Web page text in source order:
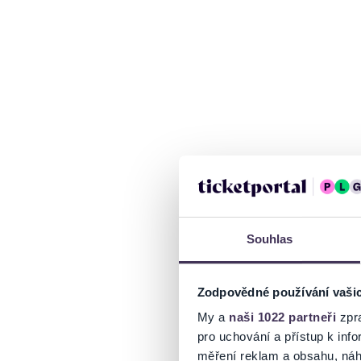
Souhlas
Zodpovědné používání
My a naši 1022 partneři
pro uchování a přístup k
měření reklam a obsahu,